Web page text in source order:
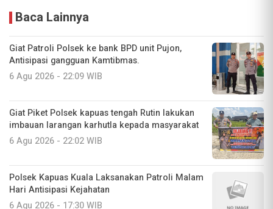
Baca Lainnya
Giat Patroli Polsek ke bank BPD unit Pujon,
Antisipasi gangguan Kamtibmas.
6 Agu 2026 - 22:09 WIB
Giat Piket Polsek kapuas tengah Rutin lakukan
imbauan larangan karhutla kepada masyarakat
6 Agu 2026 - 22:02 WIB
Polsek Kapuas Kuala Laksanakan Patroli Malam
Hari Antisipasi Kejahatan
6 Agu 2026 - 17:30 WIB